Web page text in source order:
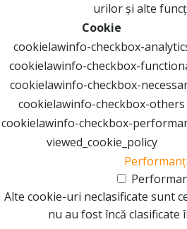
urilor și alte
Cookie
cookielawinfo-checkbox-
cookielawinfo-checkbox-
cookielawinfo-checkbox-
cookielawinfo-checkbox-others
cookielawinfo-checkbox-
viewed_cookie_policy
Alte cookie-uri neclasificate sunt
nu au fost încă clasificate